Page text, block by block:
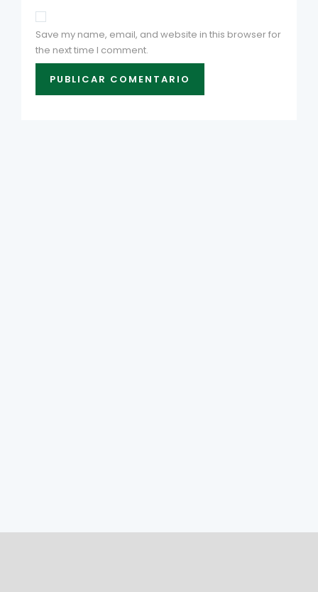
Save my name, email, and website in this browser for
the next time I comment.